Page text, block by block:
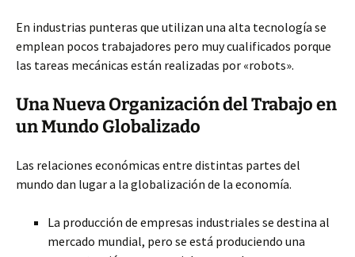
En industrias punteras que utilizan una alta tecnología se
emplean pocos trabajadores pero muy cualificados porque
las tareas mecánicas están realizadas por «robots».
Una Nueva Organización del Trabajo en
un Mundo Globalizado
Las relaciones económicas entre distintas partes del
mundo dan lugar a la globalización de la economía.
La producción de empresas industriales se destina al
mercado mundial, pero se está produciendo una